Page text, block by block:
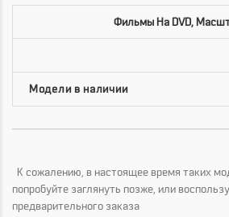
Фильмы На DVD,
К сожалению, в настоящее время таких
попробуйте заглянуть позже, или
предварительного заказа